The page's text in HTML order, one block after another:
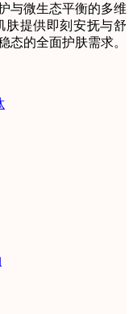
与微生态平衡的多维
肤提供即刻安抚与舒
态的全面护肤需求。